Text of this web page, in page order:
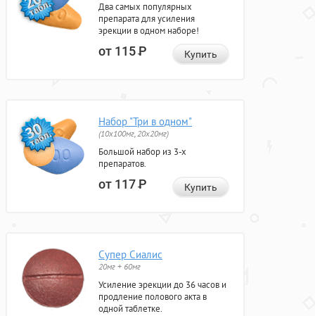
Два самых популярных
препарата для усиления
эрекции в одном наборе!
от 115Р Купить
Набор "Три в одном"
(10x100мг, 20x20мг)
Большой набор из 3-х
препаратов.
от 117Р Купить
Супер Сиалис
20мг + 60мг
Усиление эрекции до 36 часов и
продление полового акта в
одной таблетке.